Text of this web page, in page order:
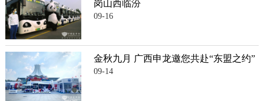
岗山西临汾
09-16
金秋九月 广西申龙邀您共赴“东盟之约”
09-14